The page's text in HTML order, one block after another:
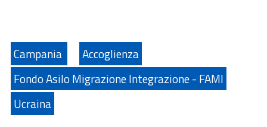
Campania
Accoglienza
Fondo Asilo Migrazione Integrazione - FAMI
Ucraina